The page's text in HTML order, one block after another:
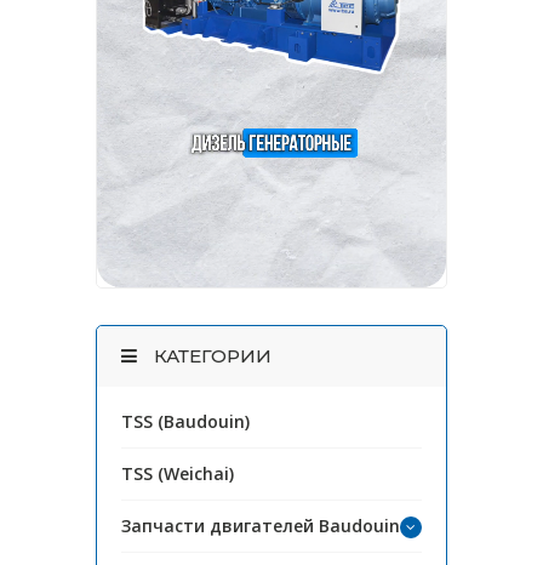
КАТЕГОРИИ
TSS (Baudouin)
TSS (Weichai)
Запчасти двигателей Baudouin